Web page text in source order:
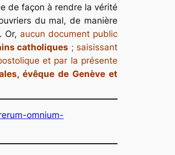
de façon à rendre la vérité
du mal, de manière
Or, aucun document public
catholiques ; saisissant
et par la présente
évêque de Genève et
omnium-